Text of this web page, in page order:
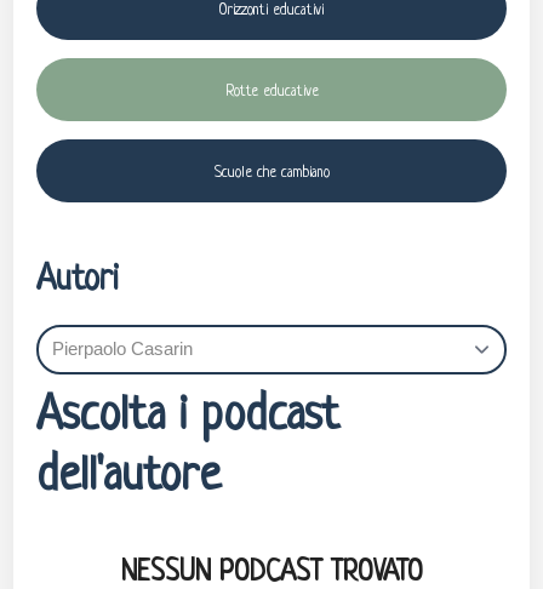
Orizzonti educativi
Rotte educative
Scuole che cambiano
Autori
Ascolta i podcast
dell'autore
NESSUN PODCAST TROVATO